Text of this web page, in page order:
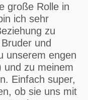
große Rolle in
ich sehr
zu
und
unserem engen
und zu meinem
Einfach super,
ob sie uns mit